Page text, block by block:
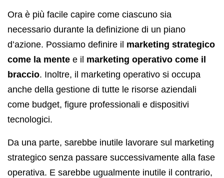
Ora è più facile capire come ciascuno sia
necessario durante la definizione di un piano
d’azione. Possiamo definire il marketing strategico
come la mente e il marketing operativo come il
braccio. Inoltre, il marketing operativo si occupa
anche della gestione di tutte le risorse aziendali
come budget, figure professionali e dispositivi
tecnologici.
Da una parte, sarebbe inutile lavorare sul marketing
strategico senza passare successivamente alla fase
operativa. E sarebbe ugualmente inutile il contrario,